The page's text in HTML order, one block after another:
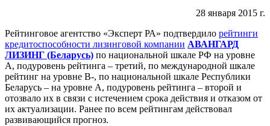
28 января 2015 г.
Рейтинговое агентство «Эксперт РА» подтвердило рейтинги
кредитоспособности лизинговой компании АВАНГАРД
ЛИЗИНГ (Беларусь) по национальной шкале РФ на уровне
А, подуровень рейтинга – третий, по международной шкале
рейтинг на уровне В-, по национальной шкале Республики
Беларусь – на уровне А, подуровень рейтинга – второй и
отозвало их в связи с истечением срока действия и отказом от
их актуализации. Ранее по всем рейтингам действовал
развивающийся прогноз.